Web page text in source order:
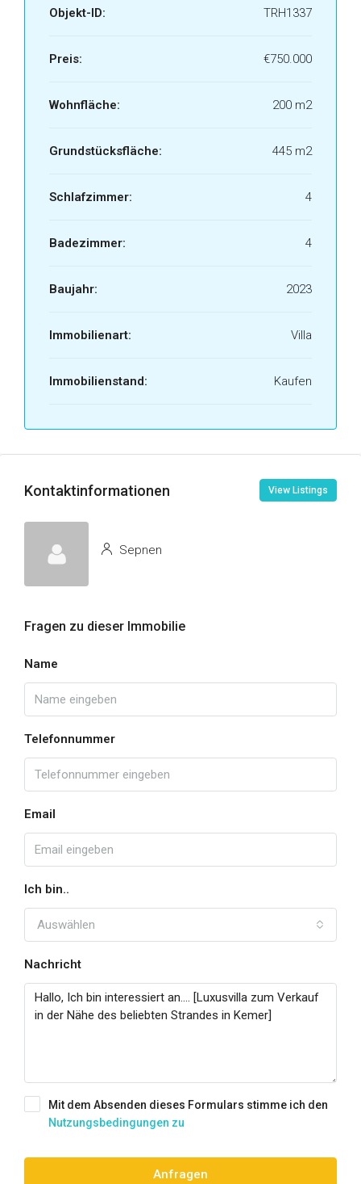
Objekt-ID: TRH1337
Preis: €750.000
Wohnfläche: 200 m2
Grundstücksfläche: 445 m2
Schlafzimmer: 4
Badezimmer: 4
Baujahr: 2023
Immobilienart: Villa
Immobilienstand: Kaufen
Kontaktinformationen View Listings
Sepnen
Fragen zu dieser Immobilie
Name
Telefonnummer
Email
Ich bin..
Auswählen
Nachricht
Mit dem Absenden dieses Formulars stimme ich den
Nutzungsbedingungen zu
Anfragen